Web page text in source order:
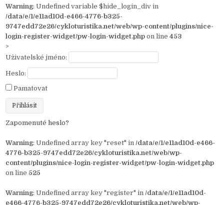
Warning: Undefined variable $hide_login_div in
/data/e/1/e11ad10d-e466-4776-b325-
9747edd72e26/cykloturistika.net/web/wp-content/plugins/nice-
login-register-widget/pw-login-widget.php on line453
>
Uživatelské jméno:
Heslo:
Pamatovat
Zapomenuté heslo?
Warning: Undefined array key "reset" in/data/e/1/e11ad10d-e466-
4776-b325-9747edd72e26/cykloturistika.net/web/wp-
content/plugins/nice-login-register-widget/pw-login-widget.php
on line 525
Warning: Undefined array key "register" in/data/e/1/e11ad10d-
e466-4776-b325-9747edd72e26/cykloturistika.net/web/wp-